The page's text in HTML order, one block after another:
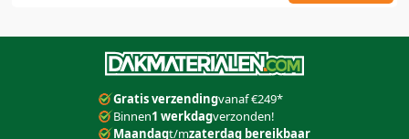
Gratis verzendingvanaf €249*
Binnen1 werkdagverzonden!
Maandagt/mzaterdag bereikbaar